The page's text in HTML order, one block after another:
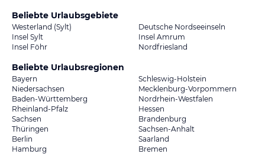
Beliebte Urlaubsgebiete
Westerland (Sylt)
Deutsche Nordseeinseln
Insel Sylt
Insel Amrum
Insel Föhr
Nordfriesland
Beliebte Urlaubsregionen
Bayern
Schleswig-Holstein
Niedersachsen
Mecklenburg-Vorpommern
Baden-Württemberg
Nordrhein-Westfalen
Rheinland-Pfalz
Hessen
Sachsen
Brandenburg
Thüringen
Sachsen-Anhalt
Berlin
Saarland
Hamburg
Bremen